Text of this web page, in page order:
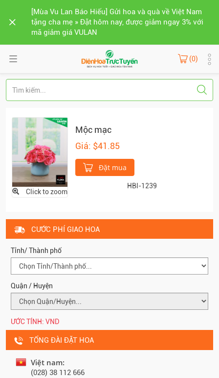
[Mùa Vu Lan Báo Hiếu] Gửi hoa và quà về Việt Nam
tặng cha mẹ » Đặt hôm nay, được giảm ngay 3% với
mã giảm giá VULAN
(0)
Click to zoom
Mộc mạc
Giá: $41.85
Đặt mua
HBI-1239
CƯỚC PHÍ GIAO HOA
Tỉnh/ Thành phố
Quận / Huyện
ƯỚC TÍNH: VND
TỔNG ĐÀI ĐẶT HOA
Việt nam:
(028) 38 112 666